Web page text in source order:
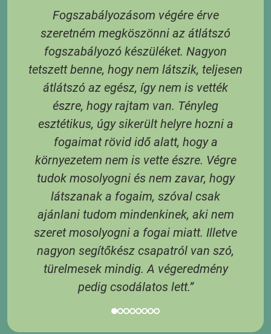
Fogszabályozásom végére érve
szeretném megköszönni az átlátszó
fogszabályozó készüléket. Nagyon
tetszett benne, hogy nem látszik, teljesen
átlátszó az egész, így nem is vették
észre, hogy rajtam van. Tényleg
esztétikus, úgy sikerült helyre hozni a
fogaimat rövid idő alatt, hogy a
környezetem nem is vette észre. Végre
tudok mosolyogni és nem zavar, hogy
látszanak a fogaim, szóval csak
ajánlani tudom mindenkinek, aki nem
szeret mosolyogni a fogai miatt. Illetve
nagyon segítőkész csapatról van szó,
türelmesek mindig. A végeredmény
pedig csodálatos lett.”